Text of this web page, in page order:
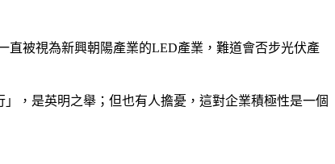
直被視為新興朝陽產業的LED產業，難道會否步光伏產
，是英明之舉；但也有人擔憂，這對企業積極性是一個